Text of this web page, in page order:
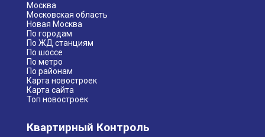
Москва
Московская область
Новая Москва
По городам
По ЖД станциям
По шоссе
По метро
По районам
Карта новостроек
Карта сайта
Топ новостроек
Квартирный Контроль